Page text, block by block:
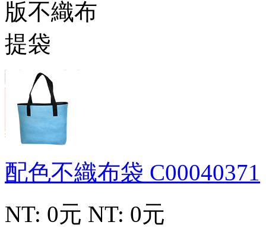
配色不織布袋 C00040371
NT: 0元 NT: 0元